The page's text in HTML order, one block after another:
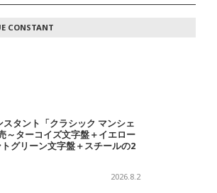
CONSTANT
スタント「クラシック マンシェ
～ターコイズ文字盤＋イエロー
グリーン文字盤＋スチールの2
2026.8.2